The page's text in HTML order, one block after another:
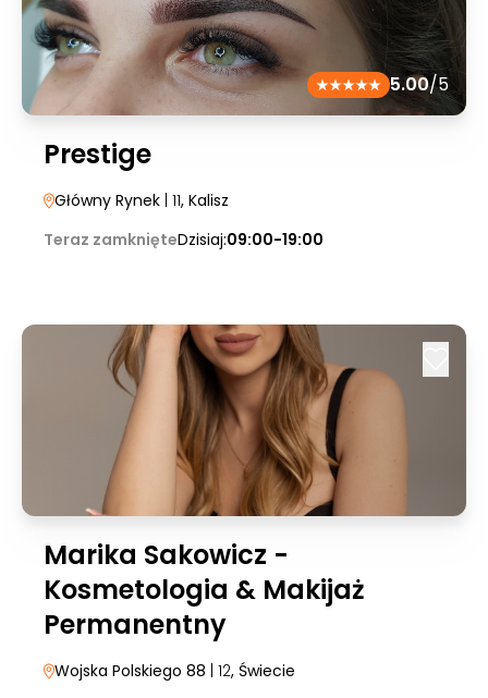
5.00/5
Prestige
Główny Rynek | 11, Kalisz
Teraz zamknięteDzisiaj:09:00-19:00
Marika Sakowicz -
Kosmetologia & Makijaż
Permanentny
Wojska Polskiego 88 | 12, Świecie